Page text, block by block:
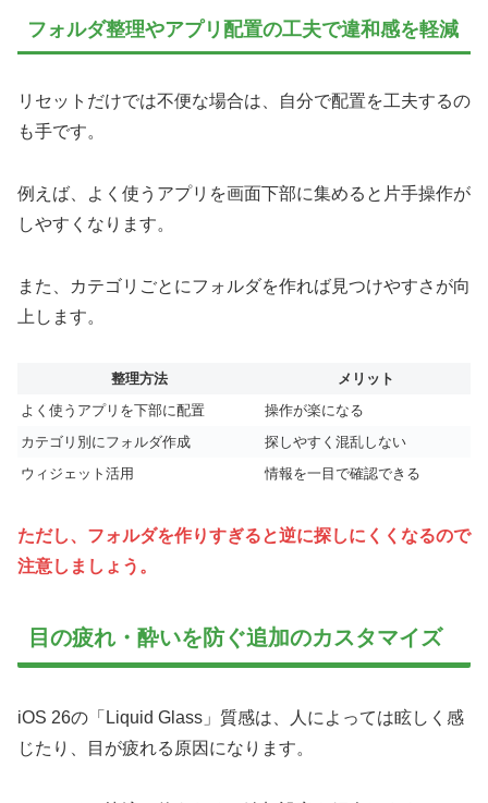
フォルダ整理やアプリ配置の工夫で違和感を軽減
リセットだけでは不便な場合は、自分で配置を工夫するの
も手です。
例えば、よく使うアプリを画面下部に集めると片手操作が
しやすくなります。
また、カテゴリごとにフォルダを作れば見つけやすさが向
上します。
整理方法
メリット
よく使うアプリを下部に配置
操作が楽になる
カテゴリ別にフォルダ作成
探しやすく混乱しない
ウィジェット活用
情報を一目で確認できる
ただし、フォルダを作りすぎると逆に探しにくくなるので
注意しましょう。
目の疲れ・酔いを防ぐ追加のカスタマイズ
iOS 26の「Liquid Glass」質感は、人によっては眩しく感
じたり、目が疲れる原因になります。